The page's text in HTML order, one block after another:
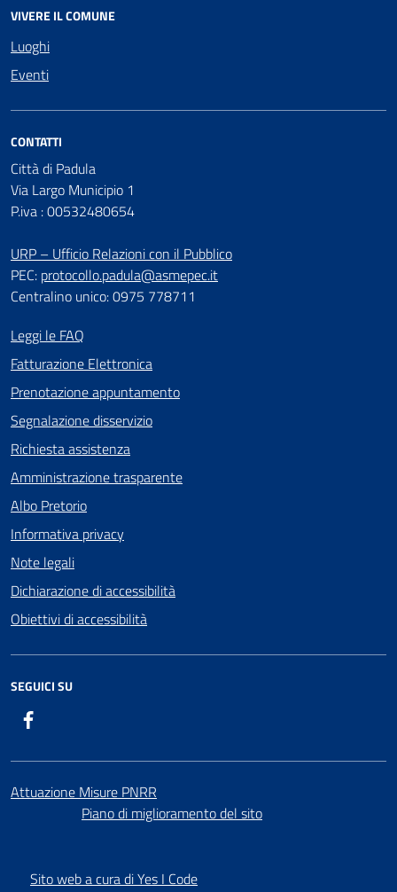
VIVERE IL COMUNE
Luoghi
Eventi
CONTATTI
Città di Padula
Via Largo Municipio 1
P.iva : 00532480654
URP – Ufficio Relazioni con il Pubblico
PEC: protocollo.padula@asmepec.it
Centralino unico: 0975 778711
Leggi le FAQ
Fatturazione Elettronica
Prenotazione appuntamento
Segnalazione disservizio
Richiesta assistenza
Amministrazione trasparente
Albo Pretorio
Informativa privacy
Note legali
Dichiarazione di accessibilità
Obiettivi di accessibilità
SEGUICI SU
Attuazione Misure PNRR
Piano di miglioramento del sito
Sito web a cura di Yes I Code